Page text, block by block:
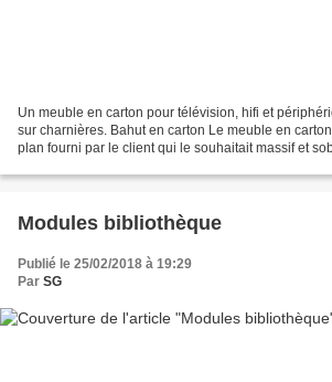
Un meuble en carton pour télévision, hifi et
sur charnières. Bahut en carton Le meuble en
plan fourni par le client qui le souhaitait massif et
Modules bibliothèque
Publié le 25/02/2018 à 19:29
Par SG